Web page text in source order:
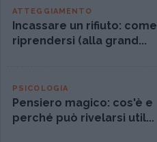
ATTEGGIAMENTO
Incassare un rifiuto: come
riprendersi (alla grand...
PSICOLOGIA
Pensiero magico: cos'è e
perché può rivelarsi util...